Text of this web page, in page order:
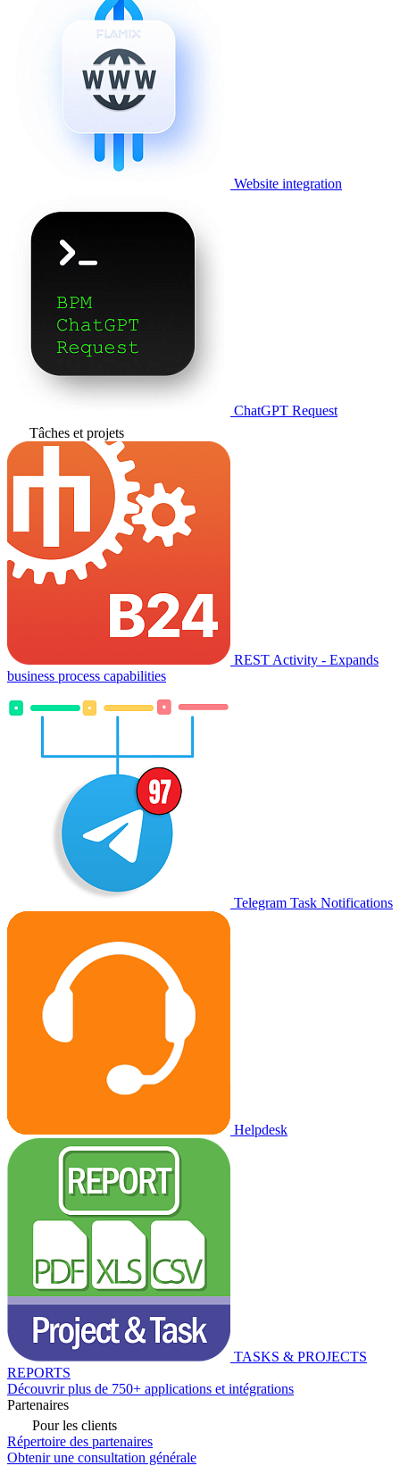
Website integration
ChatGPT Request
Tâches et projets
REST Activity - Expands
business process capabilities
Telegram Task Notifications
Helpdesk
TASKS & PROJECTS
REPORTS
Découvrir plus de 750+ applications et intégrations
Partenaires
Pour les clients
Répertoire des partenaires
Obtenir une consultation générale